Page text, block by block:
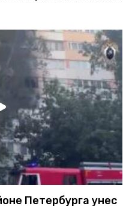
Петербурга унес